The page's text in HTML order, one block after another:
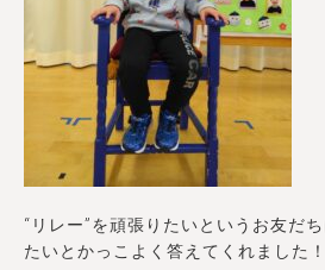
“リレー”を頑張りたいというお友だ
たいとかっこよく答えてくれました！